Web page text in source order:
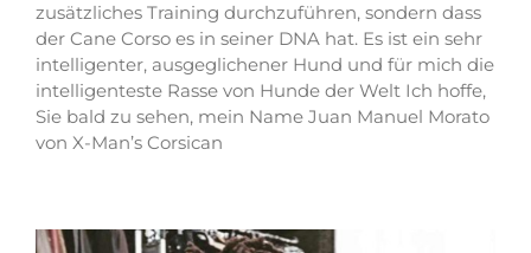
zusätzliches Training durchzuführen, sondern dass
der Cane Corso es in seiner DNA hat. Es ist ein sehr
intelligenter, ausgeglichener Hund und für mich die
intelligenteste Rasse von Hunde der Welt Ich hoffe,
Sie bald zu sehen, mein Name Juan Manuel Morato
von X-Man’s Corsican